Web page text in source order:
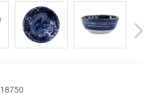
18750